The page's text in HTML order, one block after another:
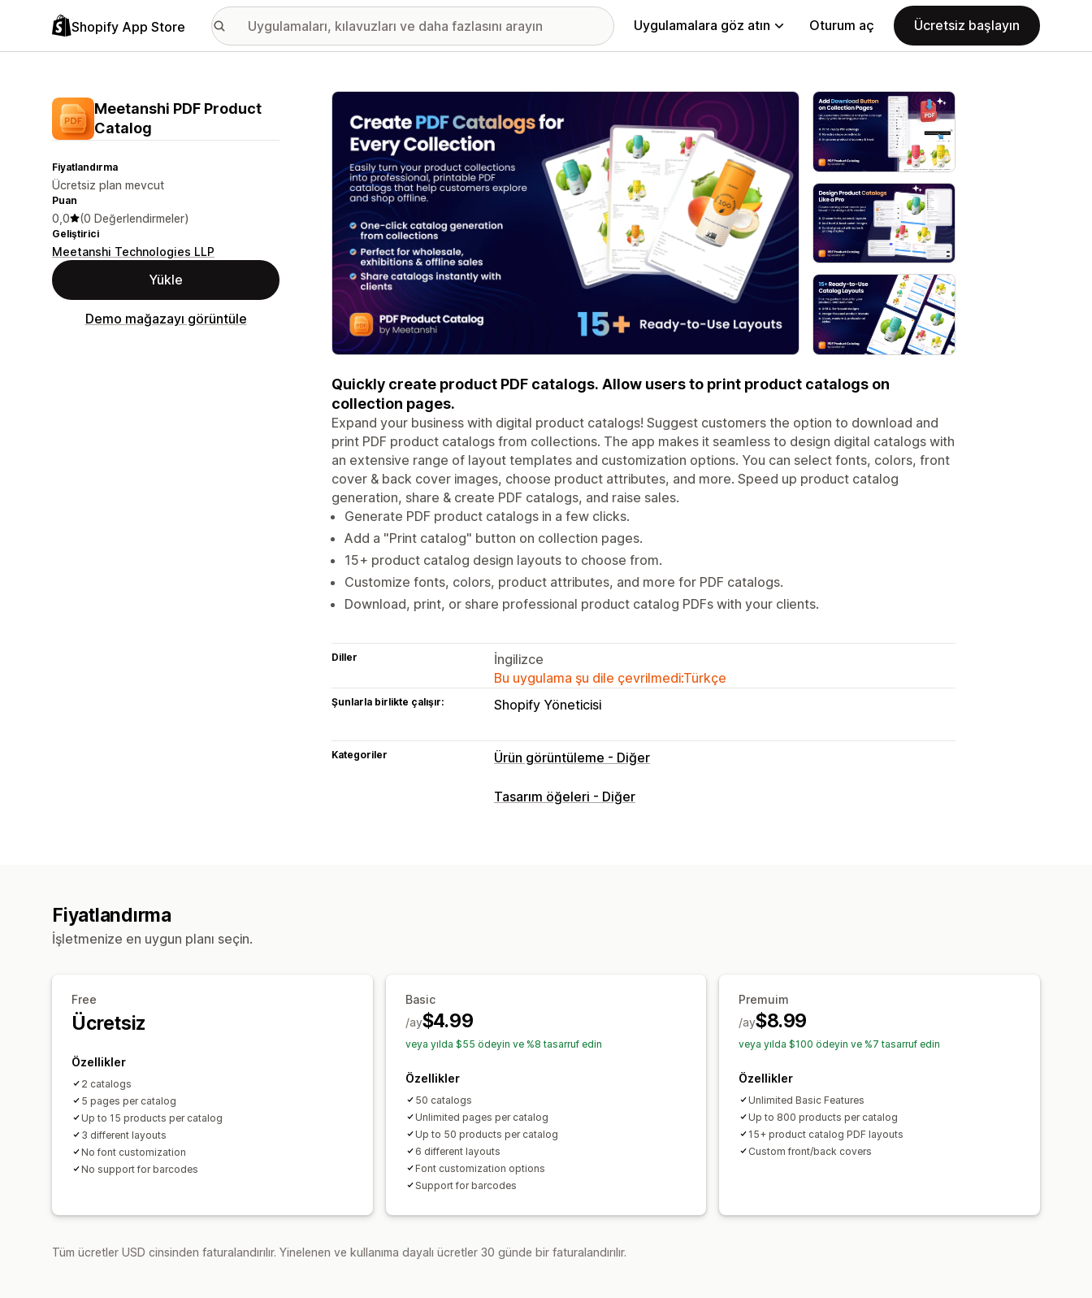
Shopify App Store Uygulamalara göz atın Oturum aç Ücretsiz başlayın
Meetanshi PDF Product
Catalog
Fiyatlandırma
Ücretsiz plan mevcut
Puan
0,0 (0 Değerlendirmeler)
Geliştirici
Meetanshi Technologies LLP
Yükle
Demo mağazayı görüntüle
Öne çıkan görsel galerisi
Quickly create product PDF catalogs. Allow users to print product catalogs on
collection pages.
Expand your business with digital product catalogs! Suggest customers the option to download and
print PDF product catalogs from collections. The app makes it seamless to design digital catalogs with
an extensive range of layout templates and customization options. You can select fonts, colors, front
cover & back cover images, choose product attributes, and more. Speed up product catalog
generation, share & create PDF catalogs, and raise sales.
Generate PDF product catalogs in a few clicks.
Add a "Print catalog" button on collection pages.
15+ product catalog design layouts to choose from.
Customize fonts, colors, product attributes, and more for PDF catalogs.
Download, print, or share professional product catalog PDFs with your clients.
Diller
İngilizce
Bu uygulama şu dile çevrilmedi:Türkçe
Şunlarla birlikte çalışır: Shopify Yöneticisi
Kategoriler Ürün görüntüleme - Diğer
Tasarım öğeleri - Diğer
Fiyatlandırma
İşletmenize en uygun planı seçin.
Free
Ücretsiz
Özellikler
2 catalogs
5 pages per catalog
Up to 15 products per catalog
3 different layouts
No font customization
No support for barcodes
Basic
$4.99
/ay
veya yılda $55 ödeyin ve %8 tasarruf edin
Özellikler
50 catalogs
Unlimited pages per catalog
Up to 50 products per catalog
6 different layouts
Font customization options
Support for barcodes
Premuim
$8.99
/ay
veya yılda $100 ödeyin ve %7 tasarruf edin
Özellikler
Unlimited Basic Features
Up to 800 products per catalog
15+ product catalog PDF layouts
Custom front/back covers
Tüm ücretler USD cinsinden faturalandırılır. Yinelenen ve kullanıma dayalı ücretler 30 günde bir faturalandırılır.